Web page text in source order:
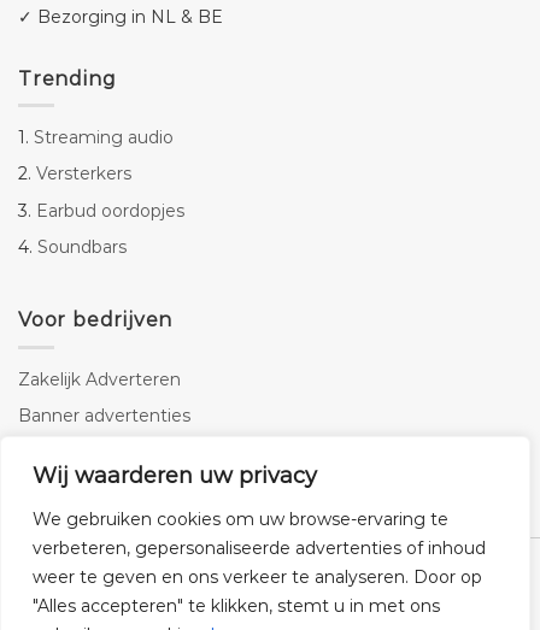
Wij waarderen uw privacy
We gebruiken cookies om uw browse-ervaring te
verbeteren, gepersonaliseerde advertenties of inhoud
weer te geven en ons verkeer te analyseren. Door op
"Alles accepteren" te klikken, stemt u in met ons
✓ Bezorging in NL & BE
Trending
1. Streaming audio
2. Versterkers
3. Earbud oordopjes
4. Soundbars
Voor bedrijven
Zakelijk Adverteren
Banner advertenties
SEO copywriting